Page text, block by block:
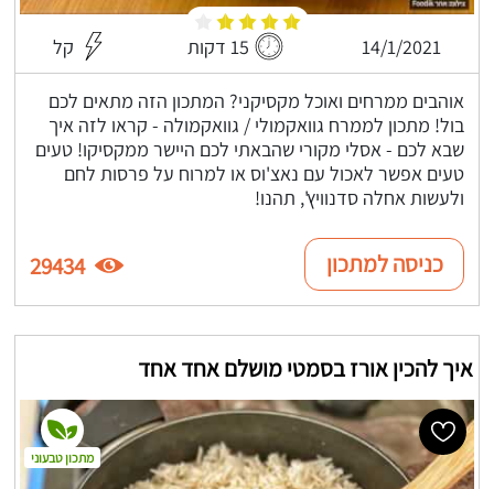
14/1/2021 15 דקות קל
אוהבים ממרחים ואוכל מקסיקני? המתכון הזה מתאים לכם
בול! מתכון לממרח גוואקמולי / גוואקמולה - קראו לזה איך
שבא לכם - אסלי מקורי שהבאתי לכם היישר ממקסיקו! טעים
טעים אפשר לאכול עם נאצ'וס או למרוח על פרסות לחם
ולעשות אחלה סדנוויץ', תהנו!
כניסה למתכון 29434
איך להכין אורז בסמטי מושלם אחד אחד
מתכון טבעוני